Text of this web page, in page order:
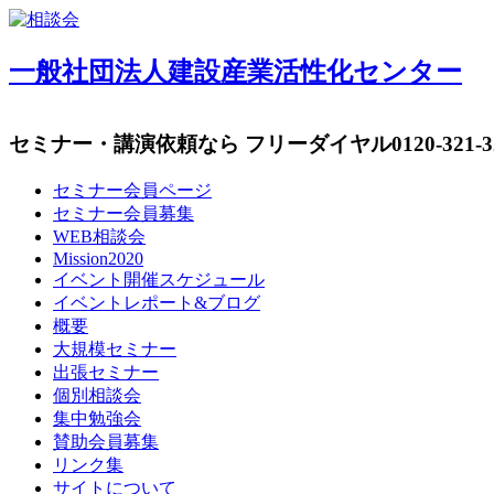
一般社団法人建設産業活性化センター
セミナー・講演依頼なら フリーダイヤル0120-321-
セミナー会員ページ
セミナー会員募集
WEB相談会
Mission2020
イベント開催スケジュール
イベントレポート&ブログ
概要
大規模セミナー
出張セミナー
個別相談会
集中勉強会
賛助会員募集
リンク集
サイトについて